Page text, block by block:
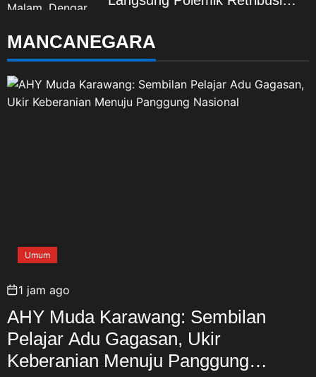
MANCANEGARA
Umum
1 jam ago
AHY Muda Karawang: Sembilan
Pelajar Adu Gagasan, Ukir
Keberanian Menuju Panggung